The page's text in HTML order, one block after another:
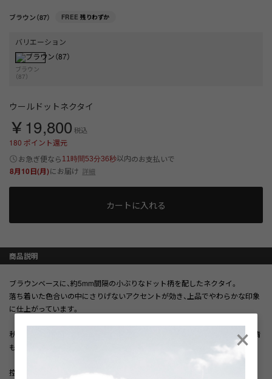
ブラウン（87） FREE 残りわずか
バリエーション
ブラウン
（87）
ウールドットネクタイ
￥19,800 税込
180 ポイント還元
お急ぎ便なら 11時間53分36秒以内のお支払いで
8月10日(月)にお届け 詳細
カートに入れる
商品説明
ブラウンベースに、約5mm間隔の小ぶりなドット柄を配したネクタイ。
落ち着いた色合いの中にさりげないアクセントが効き、上品でやわらかな印象
に仕上がっています。
秋冬らしい厚みのあるウール素材を使用しており、季節感と温かみのある表情
も魅力。
控えめな柄なのでビジネスシーンにも取り入れやすく、無地スーツはもちろ
×